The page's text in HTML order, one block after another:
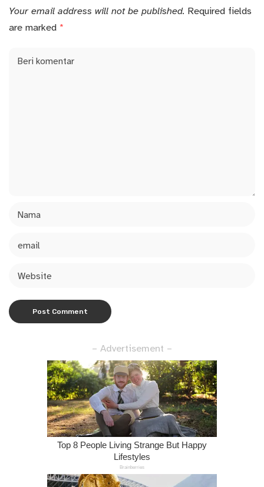
Your email address will not be published. Required fields
are marked *
– Advertisement –